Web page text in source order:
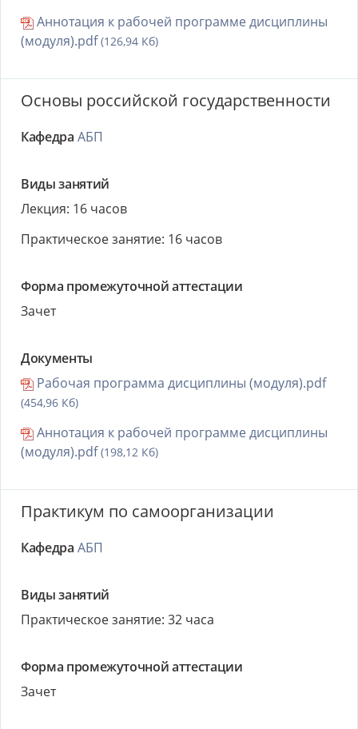
Аннотация к рабочей программе дисциплины
(модуля).pdf(126,94 Кб)
Основы российской государственности
Кафедра АБП
Виды занятий
Лекция: 16 часов
Практическое занятие: 16 часов
Форма промежуточной аттестации
Зачет
Документы
Рабочая программа дисциплины (модуля).pdf
(454,96 Кб)
Аннотация к рабочей программе дисциплины
(модуля).pdf(198,12 Кб)
Практикум по самоорганизации
Кафедра АБП
Виды занятий
Практическое занятие: 32 часа
Форма промежуточной аттестации
Зачет